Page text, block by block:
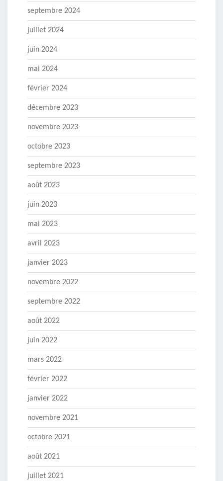
septembre 2024
juillet 2024
juin 2024
mai 2024
février 2024
décembre 2023
novembre 2023
octobre 2023
septembre 2023
août 2023
juin 2023
mai 2023
avril 2023
janvier 2023
novembre 2022
septembre 2022
août 2022
juin 2022
mars 2022
février 2022
janvier 2022
novembre 2021
octobre 2021
août 2021
juillet 2021